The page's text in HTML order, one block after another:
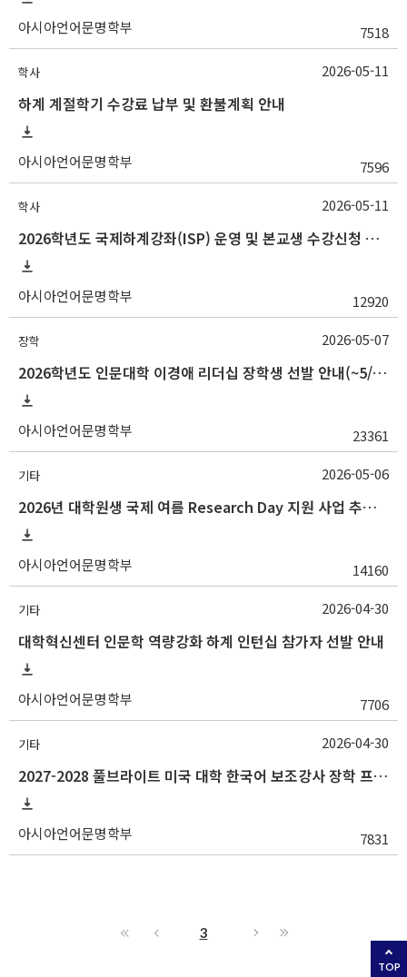
아시아언어문명학부 7518
학사
하계 계절학기 수강료 납부 및 환불계획 안내
아시아언어문명학부 7596
2026-05-11
학사
2026학년도 국제하계강좌(ISP) 운영 및 본교생 수강신청 안내사항
아시아언어문명학부 12920
2026-05-11
장학
2026학년도 인문대학 이경애 리더십 장학생 선발 안내(~5/15 10:00)
아시아언어문명학부 23361
2026-05-07
기타
2026년 대학원생 국제 여름 Research Day 지원 사업 추가 모집 안내
아시아언어문명학부 14160
2026-05-06
기타
대학혁신센터 인문학 역량강화 하계 인턴십 참가자 선발 안내
아시아언어문명학부 7706
2026-04-30
기타
2027-2028 풀브라이트 미국 대학 한국어 보조강사 장학 프로그램 지원 안내
아시아언어문명학부 7831
2026-04-30
3
TOP